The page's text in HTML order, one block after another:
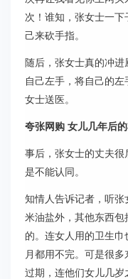
次！谁知，张女士一
己来砍手指。
随后，张女士真的冲
自己左手，将自己的
女士送医。
夸张网购 女儿几年后
事后，张女士的丈夫
是不能认同。
知情人告诉记者，听
米油盐外，其他东西
的。连女人用的卫生
月都用不完。可是很
过期，连他们女儿几岁